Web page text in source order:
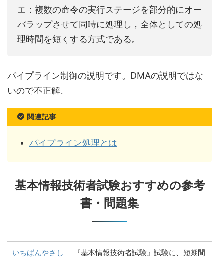
エ：複数の命令の実行ステージを部分的にオー
バラップさせて同時に処理し，全体としての処
理時間を短くする方式である。
パイプライン制御の説明です。DMAの説明ではな
いので不正解。
関連記事
パイプライン処理とは
基本情報技術者試験おすすめの参考
書・問題集
いちばんやさし
『基本情報技術者試験』試験に、短期間